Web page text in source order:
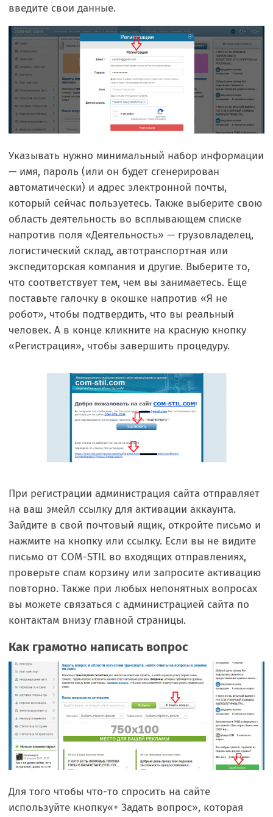
введите свои данные.
Указывать нужно минимальный набор информации
— имя, пароль (или он будет сгенерирован
автоматически) и адрес электронной почты,
который сейчас пользуетесь. Также выберите свою
область деятельность во всплывающем списке
напротив поля «Деятельность» — грузовладелец,
логистический склад, автотранспортная или
экспедиторская компания и другие. Выберите то,
что соответствует тем, чем вы занимаетесь. Еще
поставьте галочку в окошке напротив «Я не
робот», чтобы подтвердить, что вы реальный
человек. А в конце кликните на красную кнопку
«Регистрация», чтобы завершить процедуру.
При регистрации администрация сайта отправляет
на ваш эмейл ссылку для активации аккаунта.
Зайдите в свой почтовый ящик, откройте письмо и
нажмите на кнопку или ссылку. Если вы не видите
письмо от COM-STIL во входящих отправлениях,
проверьте спам корзину или запросите активацию
повторно. Также при любых непонятных вопросах
вы можете связаться с администрацией сайта по
контактам внизу главной страницы.
Как грамотно написать вопрос
Для того чтобы что-то спросить на сайте
используйте кнопку«+ Задать вопрос», которая